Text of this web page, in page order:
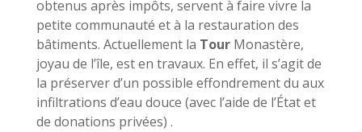
obtenus après impôts, servent à faire vivre la
petite communauté et à la restauration des
bâtiments. Actuellement la Tour Monastère,
joyau de l’île, est en travaux. En effet, il s’agit de
la préserver d’un possible effondrement du aux
infiltrations d’eau douce (avec l’aide de l’État et
de donations privées) .